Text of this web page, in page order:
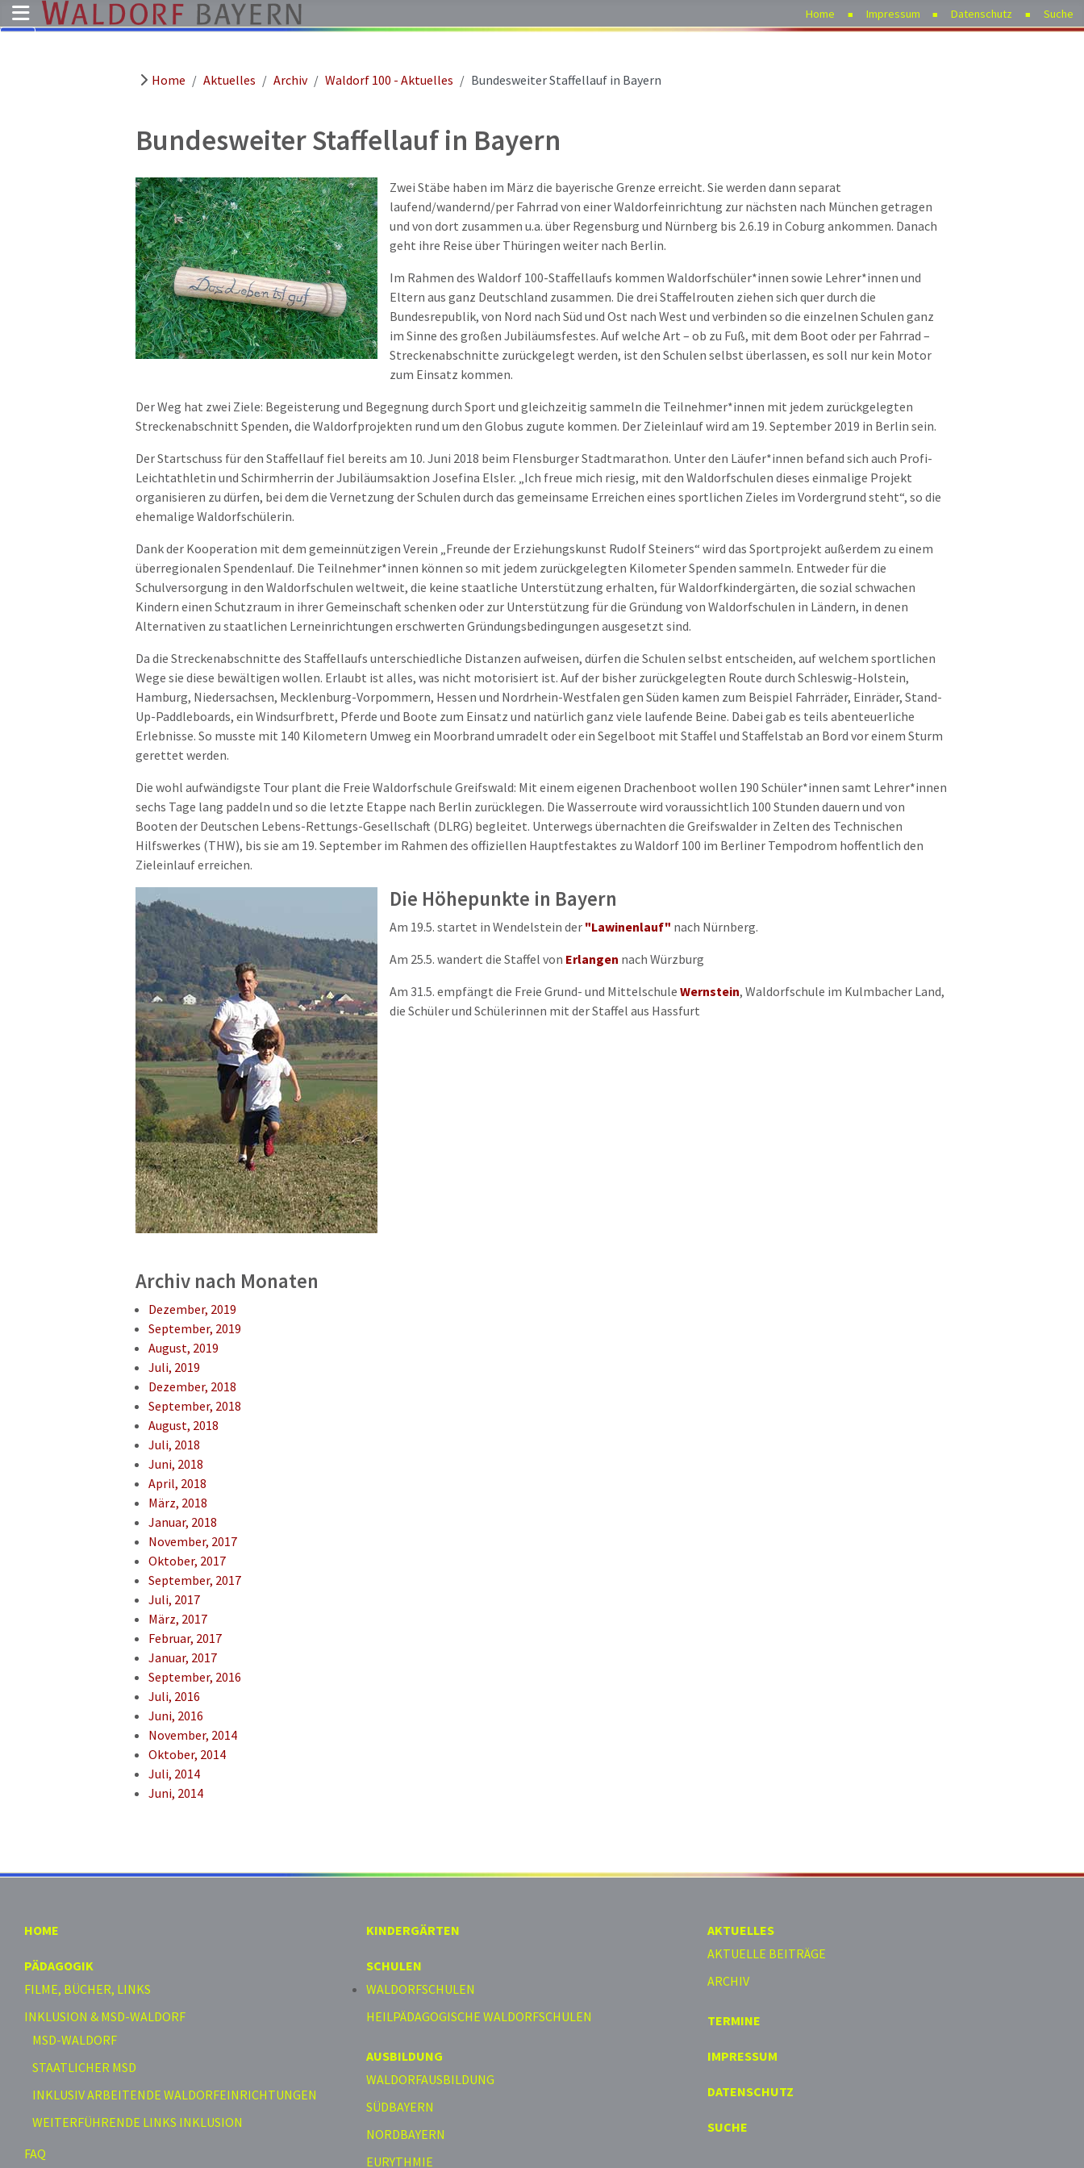
Home Impressum Datenschutz Suche
Home Aktuelles Archiv Waldorf 100 - Aktuelles Bundesweiter Staffellauf in Bayern
Bundesweiter Staffellauf in Bayern
Zwei Stäbe haben im März die bayerische Grenze erreicht. Sie werden dann separat
laufend/wandernd/per Fahrrad von einer Waldorfeinrichtung zur nächsten nach München getragen
und von dort zusammen u.a. über Regensburg und Nürnberg bis 2.6.19 in Coburg ankommen. Danach
geht ihre Reise über Thüringen weiter nach Berlin.
Im Rahmen des Waldorf 100-Staffellaufs kommen Waldorfschüler*innen sowie Lehrer*innen und
Eltern aus ganz Deutschland zusammen. Die drei Staffelrouten ziehen sich quer durch die
Bundesrepublik, von Nord nach Süd und Ost nach West und verbinden so die einzelnen Schulen ganz
im Sinne des großen Jubiläumsfestes. Auf welche Art – ob zu Fuß, mit dem Boot oder per Fahrrad –
Streckenabschnitte zurückgelegt werden, ist den Schulen selbst überlassen, es soll nur kein Motor
zum Einsatz kommen.
Der Weg hat zwei Ziele: Begeisterung und Begegnung durch Sport und gleichzeitig sammeln die Teilnehmer*innen mit jedem zurückgelegten
Streckenabschnitt Spenden, die Waldorfprojekten rund um den Globus zugute kommen. Der Zieleinlauf wird am 19. September 2019 in Berlin sein.
Der Startschuss für den Staffellauf fiel bereits am 10. Juni 2018 beim Flensburger Stadtmarathon. Unter den Läufer*innen befand sich auch Profi-
Leichtathletin und Schirmherrin der Jubiläumsaktion Josefina Elsler. „Ich freue mich riesig, mit den Waldorfschulen dieses einmalige Projekt
organisieren zu dürfen, bei dem die Vernetzung der Schulen durch das gemeinsame Erreichen eines sportlichen Zieles im Vordergrund steht“, so die
ehemalige Waldorfschülerin.
Dank der Kooperation mit dem gemeinnützigen Verein „Freunde der Erziehungskunst Rudolf Steiners“ wird das Sportprojekt außerdem zu einem
überregionalen Spendenlauf. Die Teilnehmer*innen können so mit jedem zurückgelegten Kilometer Spenden sammeln. Entweder für die
Schulversorgung in den Waldorfschulen weltweit, die keine staatliche Unterstützung erhalten, für Waldorfkindergärten, die sozial schwachen
Kindern einen Schutzraum in ihrer Gemeinschaft schenken oder zur Unterstützung für die Gründung von Waldorfschulen in Ländern, in denen
Alternativen zu staatlichen Lerneinrichtungen erschwerten Gründungsbedingungen ausgesetzt sind.
Da die Streckenabschnitte des Staffellaufs unterschiedliche Distanzen aufweisen, dürfen die Schulen selbst entscheiden, auf welchem sportlichen
Wege sie diese bewältigen wollen. Erlaubt ist alles, was nicht motorisiert ist. Auf der bisher zurückgelegten Route durch Schleswig-Holstein,
Hamburg, Niedersachsen, Mecklenburg-Vorpommern, Hessen und Nordrhein-Westfalen gen Süden kamen zum Beispiel Fahrräder, Einräder, Stand-
Up-Paddleboards, ein Windsurfbrett, Pferde und Boote zum Einsatz und natürlich ganz viele laufende Beine. Dabei gab es teils abenteuerliche
Erlebnisse. So musste mit 140 Kilometern Umweg ein Moorbrand umradelt oder ein Segelboot mit Staffel und Staffelstab an Bord vor einem Sturm
gerettet werden.
Die wohl aufwändigste Tour plant die Freie Waldorfschule Greifswald: Mit einem eigenen Drachenboot wollen 190 Schüler*innen samt Lehrer*innen
sechs Tage lang paddeln und so die letzte Etappe nach Berlin zurücklegen. Die Wasserroute wird voraussichtlich 100 Stunden dauern und von
Booten der Deutschen Lebens-Rettungs-Gesellschaft (DLRG) begleitet. Unterwegs übernachten die Greifswalder in Zelten des Technischen
Hilfswerkes (THW), bis sie am 19. September im Rahmen des offiziellen Hauptfestaktes zu Waldorf 100 im Berliner Tempodrom hoffentlich den
Zieleinlauf erreichen.
Die Höhepunkte in Bayern
Am 19.5. startet in Wendelstein der "Lawinenlauf" nach Nürnberg.
Am 25.5. wandert die Staffel von Erlangen nach Würzburg
Am 31.5. empfängt die Freie Grund- und Mittelschule Wernstein, Waldorfschule im Kulmbacher Land,
die Schüler und Schülerinnen mit der Staffel aus Hassfurt
Archiv nach Monaten
Dezember, 2019
September, 2019
August, 2019
Juli, 2019
Dezember, 2018
September, 2018
August, 2018
Juli, 2018
Juni, 2018
April, 2018
März, 2018
Januar, 2018
November, 2017
Oktober, 2017
September, 2017
Juli, 2017
März, 2017
Februar, 2017
Januar, 2017
September, 2016
Juli, 2016
Juni, 2016
November, 2014
Oktober, 2014
Juli, 2014
Juni, 2014
HOME
PÄDAGOGIK
FILME, BÜCHER, LINKS
INKLUSION & MSD-WALDORF
MSD-WALDORF
STAATLICHER MSD
INKLUSIV ARBEITENDE WALDORFEINRICHTUNGEN
WEITERFÜHRENDE LINKS INKLUSION
FAQ
KINDERGÄRTEN
SCHULEN
WALDORFSCHULEN
HEILPÄDAGOGISCHE WALDORFSCHULEN
AUSBILDUNG
WALDORFAUSBILDUNG
SÜDBAYERN
NORDBAYERN
EURYTHMIE
AKTUELLES
AKTUELLE BEITRÄGE
ARCHIV
TERMINE
IMPRESSUM
DATENSCHUTZ
SUCHE